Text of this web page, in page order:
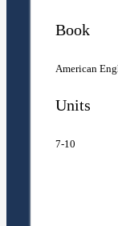
Book
American
Units
7-10